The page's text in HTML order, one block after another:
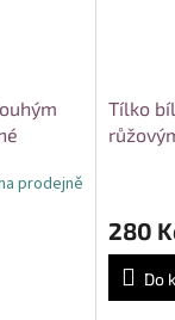
prodejně
Tílko
280
Do